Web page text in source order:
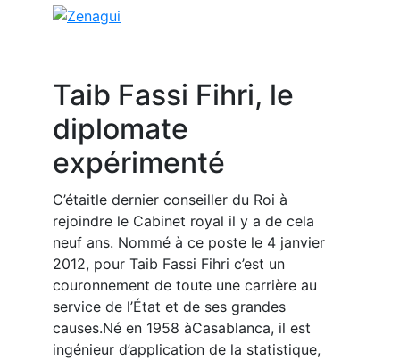
Taib Fassi Fihri, le
diplomate
expérimenté
C’étaitle dernier conseiller du Roi à
rejoindre le Cabinet royal il y a de cela
neuf ans. Nommé à ce poste le 4 janvier
2012, pour Taib Fassi Fihri c’est un
couronnement de toute une carrière au
service de l’État et de ses grandes
causes.Né en 1958 àCasablanca, il est
ingénieur d’application de la statistique,